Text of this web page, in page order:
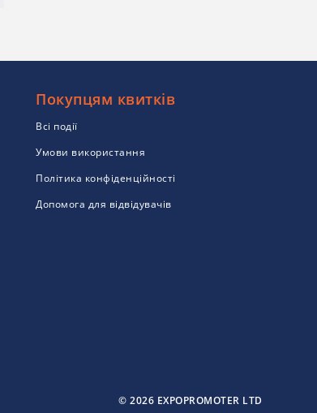
Покупцям квитків
Всі події
Умови використання
Політика конфіденційності
Допомога для відвідувачів
© 2026 EXPOPROMOTER LTD